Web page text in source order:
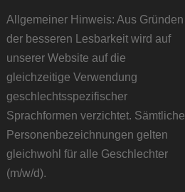
Allgemeiner Hinweis: Aus Gründen
der besseren Lesbarkeit wird auf
unserer Website auf die
gleichzeitige Verwendung
geschlechtsspezifischer
Sprachformen verzichtet. Sämtliche
Personenbezeichnungen gelten
gleichwohl für alle Geschlechter
(m/w/d).